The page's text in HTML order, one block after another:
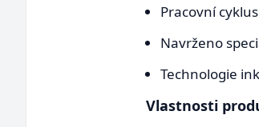
Pracovní
Navrženo
Technologie
Vlastnosti